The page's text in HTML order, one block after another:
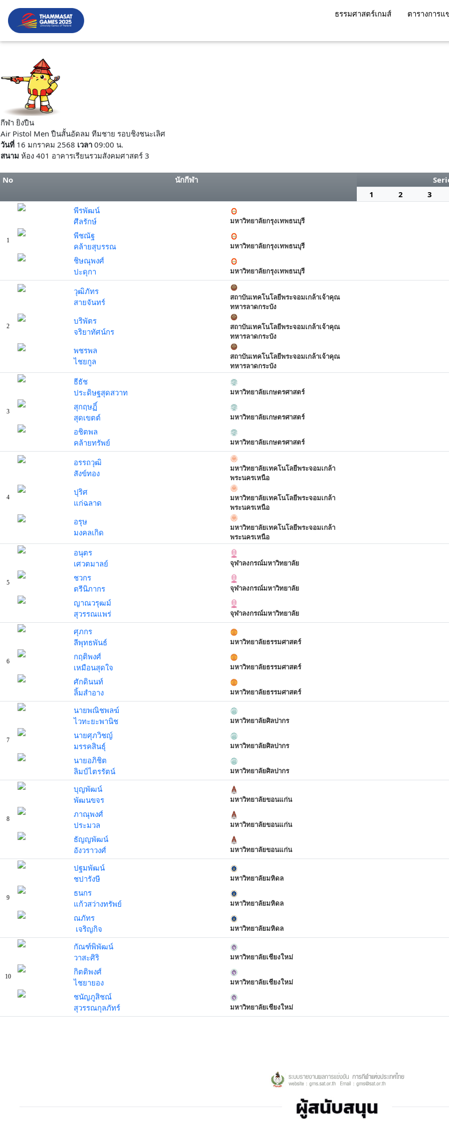
ธรรมศาสตร์เกมส์ ตารางการ
กีฬา ยิงปืน
Air Pistol Men ปืนสั้นอัดลม ทีมชาย รอบชิงชนะเลิศ
วันที่ 16 มกราคม 2568 เวลา 09:00 น.
สนาม ห้อง 401 อาคารเรียนรวมสังคมศาสตร์ 3
No นักกีฬา
1
2 3
1
พีรพัฒน์
ศีลรักษ์
มหาวิทยาลัยกรุงเทพธนบุรี
พีชณัฐ
คล้ายสุบรรณ
มหาวิทยาลัยกรุงเทพธนบุรี
ชิษณุพงศ์
ปะดุกา
มหาวิทยาลัยกรุงเทพธนบุรี
2
วุฒิภัทร
สายจันทร์
สถาบันเทคโนโลยีพระจอมเกล้าเจ้าคุณ
ทหารลาดกระบัง
บริพัตร
จริยาทัศน์กร
สถาบันเทคโนโลยีพระจอมเกล้าเจ้าคุณ
ทหารลาดกระบัง
พชรพล
ไชยกูล
สถาบันเทคโนโลยีพระจอมเกล้าเจ้าคุณ
ทหารลาดกระบัง
3
ธีธัช
ประดิษฐสุดสวาท
มหาวิทยาลัยเกษตรศาสตร์
สุกฤษฏิ์
สุดเขตต์
มหาวิทยาลัยเกษตรศาสตร์
อชิตพล
คล้ายทรัพย์
มหาวิทยาลัยเกษตรศาสตร์
4
อรรถวุฒิ
สังข์ทอง
มหาวิทยาลัยเทคโนโลยีพระจอมเกล้า
พระนครเหนือ
ปุริศ
แก่ฉลาด
มหาวิทยาลัยเทคโนโลยีพระจอมเกล้า
พระนครเหนือ
อรุษ
มงคลเกิด
มหาวิทยาลัยเทคโนโลยีพระจอมเกล้า
พระนครเหนือ
5
อนุตร
เศวตมาลย์
จุฬาลงกรณ์มหาวิทยาลัย
ชวกร
ตรีนิภากร
จุฬาลงกรณ์มหาวิทยาลัย
ญาณวรุฒม์
สุวรรณแพร่
จุฬาลงกรณ์มหาวิทยาลัย
6
ศุภกร
ลีพุทธพันธ์
มหาวิทยาลัยธรรมศาสตร์
กฤติพงศ์
เหมือนสุดใจ
มหาวิทยาลัยธรรมศาสตร์
ศักดินนท์
ลิ้มสำอาง
มหาวิทยาลัยธรรมศาสตร์
7
นายพณิชพลฆ์
ไวทะยะพานิช
มหาวิทยาลัยศิลปากร
นายศุภวิชญ์
มรรคสินธุ์
มหาวิทยาลัยศิลปากร
นายอภิชิต
ลิมป์ไตรรัตน์
มหาวิทยาลัยศิลปากร
8
บุญพัฒน์
พัฒนขจร
มหาวิทยาลัยขอนแก่น
ภาณุพงศ์
ประมวล
มหาวิทยาลัยขอนแก่น
ธัญญพัฒน์
อังวราวงศ์
มหาวิทยาลัยขอนแก่น
9
ปฐมพัฒน์
ชปารังษี
มหาวิทยาลัยมหิดล
ธนกร
แก้วสว่างทรัพย์
มหาวิทยาลัยมหิดล
ณภัทร
เจริญกิจ
มหาวิทยาลัยมหิดล
10
กัณฑ์พิพัฒน์
วาสะศิริ
มหาวิทยาลัยเชียงใหม่
กิตติพงศ์
ไชยายอง
มหาวิทยาลัยเชียงใหม่
ชนัญภูสิชณ์
สุวรรณกุลภัทร์
มหาวิทยาลัยเชียงใหม่